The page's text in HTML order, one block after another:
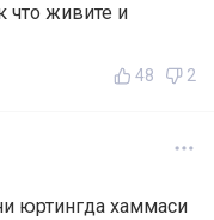
что живите и
48 2
юртингда хаммаси